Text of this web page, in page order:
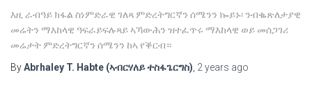
እዚ ራብዓይ ክፋል ስነምድራዊ ገለጻ ምድረትግርኛን ሰሜንን ኰይኑ፡ ንብቈጽለታያዊ
መሬትን ማእከላዊ ዓፍራይፍሉጻይ ኣኻውሕን ዝተፈጥሩ ማእከላዊ ወይ መሰጋገሪ
መሬታት ምድረትግርኛን ሰሜንን ከኣ የቕርብ።
ByAbrhaley T. Habte (ኣብርሃለይ ተስፋጌርግስ) 2 years ago